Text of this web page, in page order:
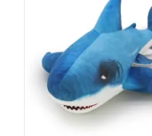
may
be
chosen
on
the
product